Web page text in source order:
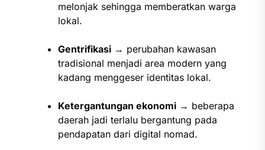
melonjak sehingga memberatkan warga
lokal.
Gentrifikasi→ perubahan kawasan
tradisional menjadi area modern yang
kadang menggeser identitas lokal.
Ketergantungan ekonomi→ beberapa
daerah jadi terlalu bergantung pada
pendapatan dari digital nomad.